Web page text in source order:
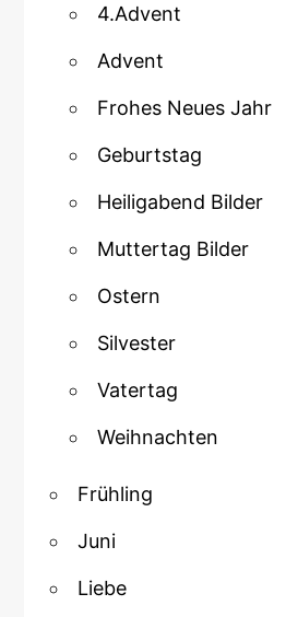
4.Advent
Advent
Frohes Neues Jahr
Geburtstag
Heiligabend Bilder
Muttertag Bilder
Ostern
Silvester
Vatertag
Weihnachten
Frühling
Juni
Liebe